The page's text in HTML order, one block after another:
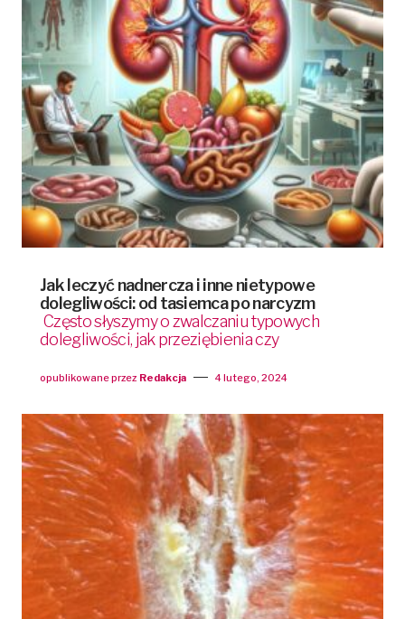
Jak leczyć nadnercza i inne nietypowe
dolegliwości: od tasiemca po narcyzm
Często słyszymy o zwalczaniu typowych
dolegliwości, jak przeziębienia czy
opublikowane przez Redakcja 4 lutego, 2024